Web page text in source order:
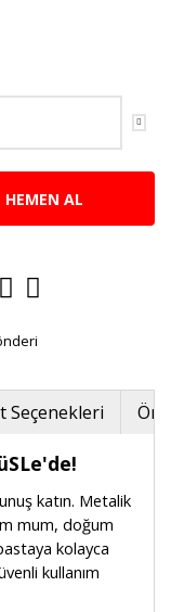
HEMEN AL
Seçenekleri
katın. Metalik
mum, doğum
kolayca
kullanım